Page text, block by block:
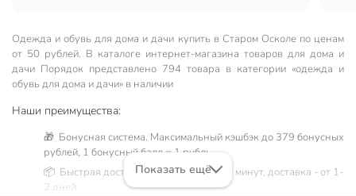
Одежда и обувь для дома и дачи купить в Старом Осколе по ценам
от 50 рублей. В каталоге интернет-магазина товаров для дома и
дачи Порядок представлено 794 товара в категории «одежда и
обувь для дома и дачи» в наличии
Наши преимущества:
🎁 Бонусная система. Максимальный кэшбэк до 379 бонусных
рублей, 1 бонусный балл = 1 рубль.
📦 Быстрая доставка. Самовывоз от 60 минут, доставка - от 1-
2 дней.
Показать ещё